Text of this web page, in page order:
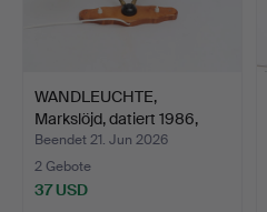
WANDLEUCHTE,
Markslöjd, datiert 1986,
gebe…
Beendet 21. Jun 2026
2 Gebote
37 USD